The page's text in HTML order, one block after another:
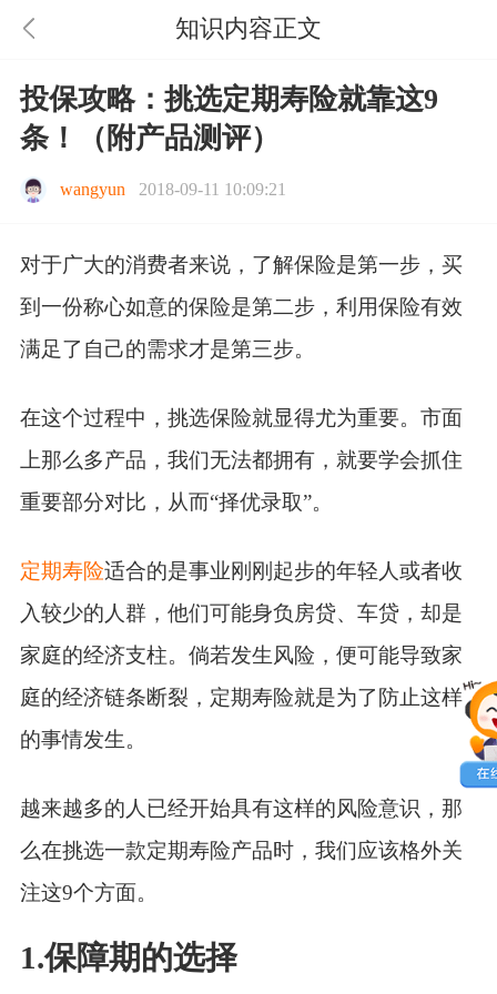
知识内容正文
投保攻略：挑选定期寿险就靠这9
条！（附产品测评）
wangyun 2018-09-11 10:09:21
对于广大的消费者来说，了解保险是第一步，买
到一份称心如意的保险是第二步，利用保险有效
满足了自己的需求才是第三步。
在这个过程中，挑选保险就显得尤为重要。市面
上那么多产品，我们无法都拥有，就要学会抓住
重要部分对比，从而“择优录取”。
定期寿险适合的是事业刚刚起步的年轻人或者收
入较少的人群，他们可能身负房贷、车贷，却是
家庭的经济支柱。倘若发生风险，便可能导致家
庭的经济链条断裂，定期寿险就是为了防止这样
的事情发生。
越来越多的人已经开始具有这样的风险意识，那
么在挑选一款定期寿险产品时，我们应该格外关
注这9个方面。
1.保障期的选择